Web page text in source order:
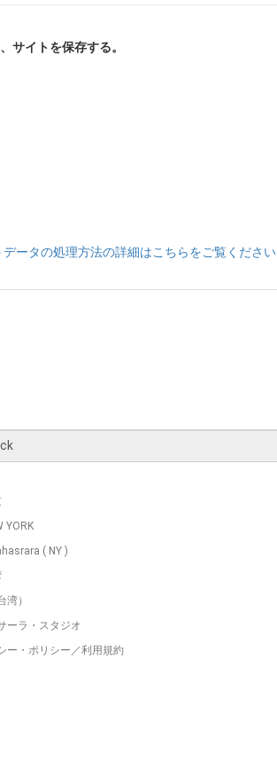
サイトを保存する。
データの処理方法の詳細はこちらをご覧ください
YORK
( NY )
湾）
ーラ・スタジオ
ー・ポリシー／利用規約